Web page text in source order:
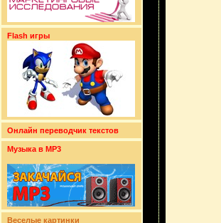
Flash игры
Онлайн переводчик текстов
Музыка в MP3
Веселые картинки